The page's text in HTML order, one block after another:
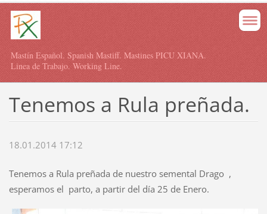
Mastín Español. Spanish Mastiff. Mastines PICU XIANA.
Linea de Trabajo. Working Line.
Tenemos a Rula preñada.
18.01.2014 17:12
Tenemos a Rula preñada de nuestro semental Drago ,
esperamos el parto, a partir del día 25 de Enero.